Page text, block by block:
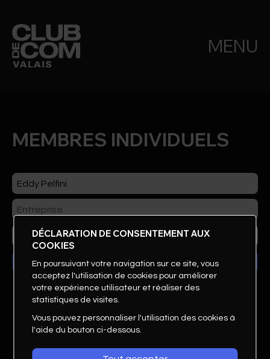
MENU
MEMBRES INDIVIDUELS
DÉCLARATION DE CONSENTEMENT AUX
COOKIES
En poursuivant votre navigation sur ce site, vous
acceptez l'utilisation de cookies pour améliorer
votre expérience utilisateur et réaliser des
statistiques de visites.
Vous pouvez personnaliser l'utilisation des cookies à
l'aide du bouton ci-dessous.